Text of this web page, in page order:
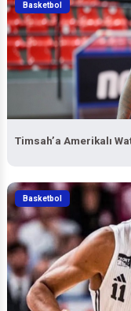
Basketbol
Timsah’a Amerikalı
Basketbol